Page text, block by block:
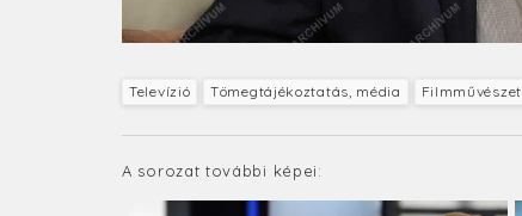
Televízió Tömegtájékoztatás, média Filmművészet
A sorozat további képei: